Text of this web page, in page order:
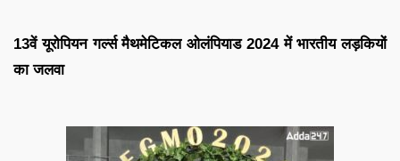
13वें यूरोपियन गर्ल्स मैथमेटिकल ओलंपियाड 2024 में भारतीय लड़कियों
का जलवा